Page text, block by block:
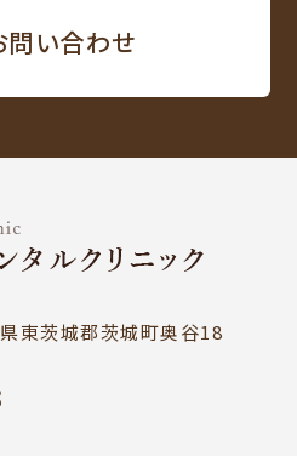
問い合わせ
東茨城郡茨城町奥谷18